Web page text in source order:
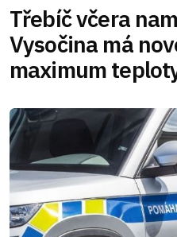
Třebíč včera
Vysočina má
maximum